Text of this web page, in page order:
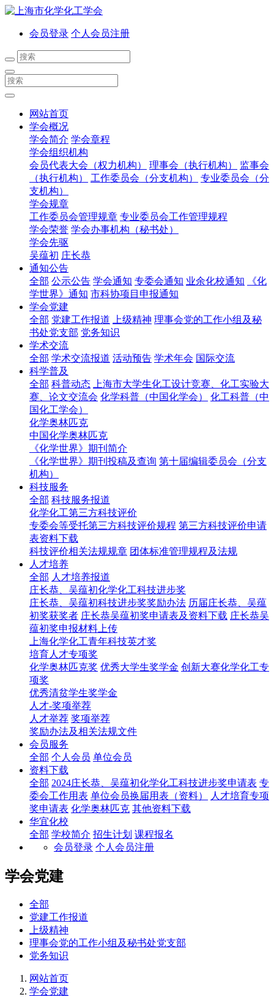
会员登录 个人会员注册
网站首页
学会概况
学会简介 学会章程
学会组织机构
会员代表大会（权力机构）
理事会（执行机构）
监事会
（执行机构）
工作委员会（分支机构）
专业委员会（分
支机构）
学会规章
工作委员会管理规章 专业委员会工作管理规程
学会荣誉 学会办事机构（秘书处）
学会先驱
吴蕴初 庄长恭
通知公告
全部 公示公告 学会通知 专委会通知 业余化校通知
《化
学世界》通知 市科协项目申报通知
学会党建
全部 党建工作报道 上级精神 理事会党的工作小组及秘
书处党支部 党务知识
学术交流
全部 学术交流报道 活动预告 学术年会 国际交流
科学普及
全部 科普动态
上海市大学生化工设计竞赛、化工实验大
赛、论文交流会 化学科普（中国化学会）
化工科普（中
国化工学会）
化学奥林匹克
中国化学奥林匹克
《化学世界》期刊简介
《化学世界》期刊投稿及查询 第十届编辑委员会（分支
机构）
科技服务
全部 科技服务报道
化学化工第三方科技评价
专委会等受托第三方科技评价规程 第三方科技评价申请
表资料下载
科技评价相关法规规章 团体标准管理规程及法规
人才培养
全部 人才培养报道
庄长恭、吴蕴初化学化工科技进步奖
庄长恭、吴蕴初科技进步奖奖励办法 历届庄长恭、吴蕴
初奖获奖者 庄长恭吴蕴初奖申请表及资料下载 庄长恭吴
蕴初奖申报材料上传
上海化学化工青年科技英才奖
培育人才专项奖
化学奥林匹克奖 优秀大学生奖学金 创新大赛化学化工专
项奖
优秀清贫学生奖学金
人才-奖项举荐
人才举荐 奖项举荐
奖励办法及相关法规文件
会员服务
全部 个人会员 单位会员
资料下载
全部 2024庄长恭、吴蕴初化学化工科技进步奖申请表 专
委会工作用表 单位会员换届用表（资料）
人才培育专项
奖申请表 化学奥林匹克 其他资料下载
华宜化校
全部 学校简介 招生计划 课程报名
会员登录 个人会员注册
学会党建
全部
党建工作报道
上级精神
理事会党的工作小组及秘书处党支部
党务知识
网站首页
学会党建